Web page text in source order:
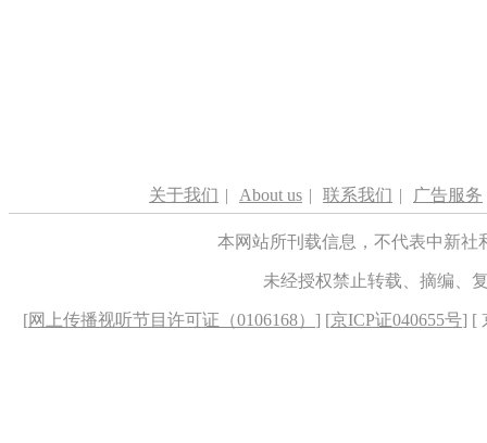
关于我们 | About us | 联系我们 | 广告服务
本网站所刊载信息，不代表中新
未经授权禁止转载、摘编、
[网上传播视听节目许可证（0106168） ] [京ICP证040655号] [